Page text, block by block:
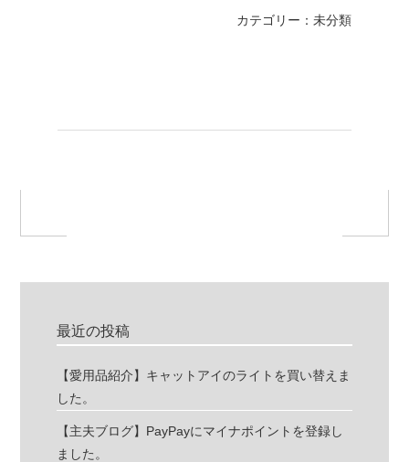
カテゴリー：未分類
最近の投稿
【愛用品紹介】キャットアイのライトを買い替えま
した。
【主夫ブログ】PayPayにマイナポイントを登録し
ました。